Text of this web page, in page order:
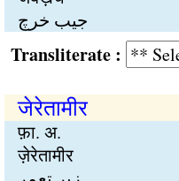
جیب خرچ
:
जेरेतामीर
फ़ा. अ.
ज़ेरेतामीर